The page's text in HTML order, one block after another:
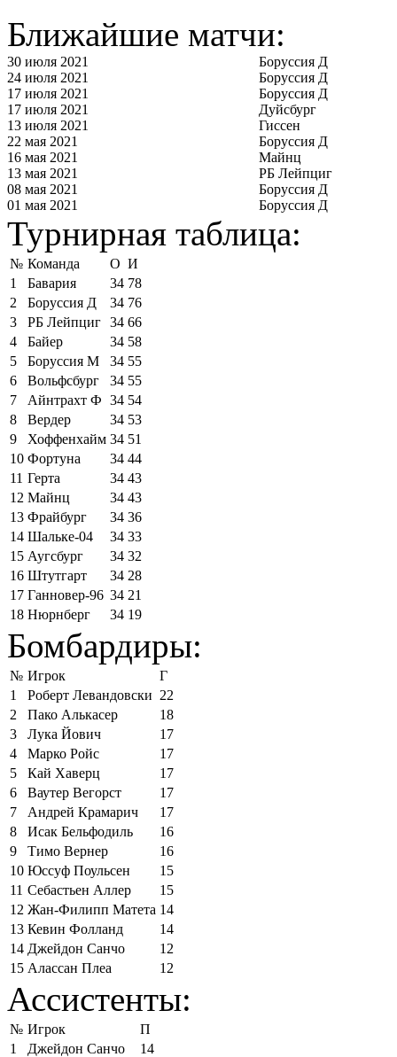
Ближайшие матчи:
30 июля 2021
Боруссия Д
24 июля 2021
Боруссия Д
17 июля 2021
Боруссия Д
17 июля 2021
Дуйсбург
13 июля 2021
Гиссен
22 мая 2021
Боруссия Д
16 мая 2021
Майнц
13 мая 2021
РБ Лейпциг
08 мая 2021
Боруссия Д
01 мая 2021
Боруссия Д
Турнирная таблица:
№ Команда О И
1
Бавария 34 78
2
Боруссия Д 34 76
3
РБ Лейпциг 34 66
4
Байер 34 58
5
Боруссия М 34 55
6
Вольфсбург 34 55
7
Айнтрахт Ф 34 54
8
Вердер 34 53
9
Хоффенхайм 34 51
10 Фортуна 34 44
11 Герта 34 43
12 Майнц 34 43
13 Фрайбург 34 36
14 Шальке-04 34 33
15 Аугсбург 34 32
16 Штутгарт 34 28
17 Ганновер-96 34 21
18 Нюрнберг 34 19
Бомбардиры:
№ Игрок
Г
1
Роберт Левандовски 22
2
Пако Алькасер
18
3
Лука Йович
17
4
Марко Ройс
17
5
Кай Хаверц
17
6
Ваутер Вегорст
17
7
Андрей Крамарич
17
8
Исак Бельфодиль
16
9
Тимо Вернер
16
10 Юссуф Поульсен
15
11 Себастьен Аллер
15
12 Жан-Филипп Матета 14
13 Кевин Фолланд
14
14 Джейдон Санчо
12
15 Алассан Плеа 12
Ассистенты:
№ Игрок
П
1
Джейдон Санчо
14